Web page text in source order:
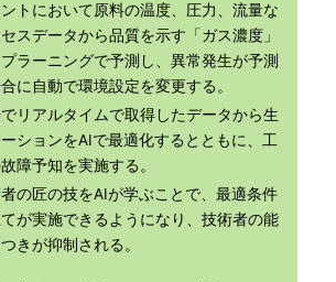
トにおいて原料の温度、圧力、流量な
スデータから品質を示す「ガス濃度」
ラーニングで予測し、異常発生が予測
に自動で環境設定を変更する。
リアルタイムで取得したデータから生
ションをAIで最適化するとともに、工
障予知を実施する。
の匠の技をAIが学ぶことで、最適条件
が実施できるようになり、技術者の能
きが抑制される。